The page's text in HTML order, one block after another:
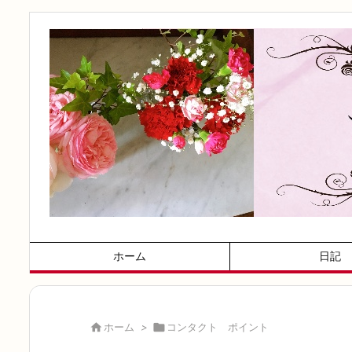
ホーム 日記
 ホーム >  コンタクト ポイント